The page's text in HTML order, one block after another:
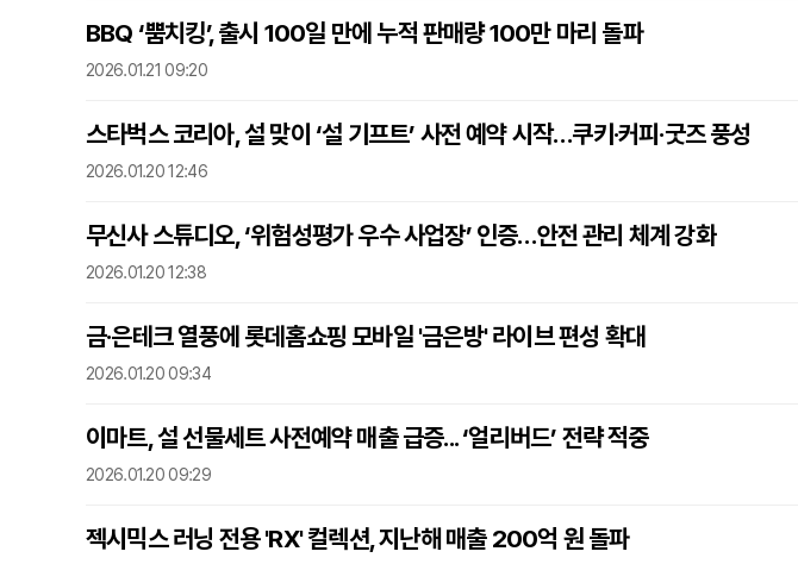
BBQ ‘뿜치킹’, 출시 100일 만에 누적 판매량 100만 마리 돌파
2026.01.21 09:20
스타벅스 코리아, 설 맞이 ‘설 기프트’ 사전 예약 시작…쿠키·커피·굿즈 풍성
2026.01.20 12:46
무신사 스튜디오, ‘위험성평가 우수 사업장’ 인증…안전 관리 체계 강화
2026.01.20 12:38
금·은테크 열풍에 롯데홈쇼핑 모바일 '금은방' 라이브 편성 확대
2026.01.20 09:34
이마트, 설 선물세트 사전예약 매출 급증... ‘얼리버드’ 전략 적중
2026.01.20 09:29
젝시믹스 러닝 전용 'RX' 컬렉션, 지난해 매출 200억 원 돌파